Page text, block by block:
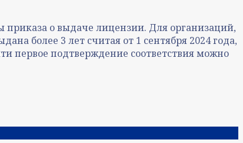
приказа о выдаче лицензии. Для организаций,
более 3 лет считая от 1 сентября 2024 года,
первое подтверждение соответствия можно